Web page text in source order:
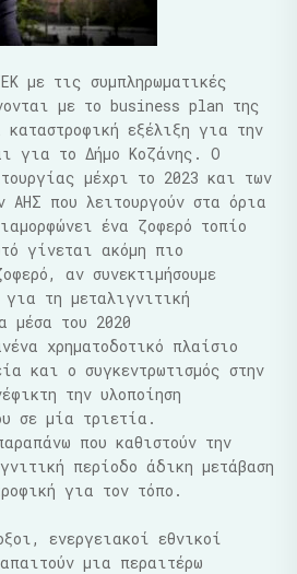
με τις συμπληρωματικές
με το business plan της
εξέλιξη για την
για το Δήμο Κοζάνης. Ο
μέχρι το 2023 και των
που λειτουργούν στα όρια
ένα ζοφερό τοπίο
γίνεται ακόμη πιο
αν συνεκτιμήσουμε
τη μεταλιγνιτική
μέσα του 2020
χρηματοδοτικό πλαίσιο
και ο συγκεντρωτισμός στην
την υλοποίηση
σε μία τριετία.
που καθιστούν την
περίοδο άδικη μετάβαση
για τον τόπο.
ενεργειακοί εθνικοί
μια περαιτέρω